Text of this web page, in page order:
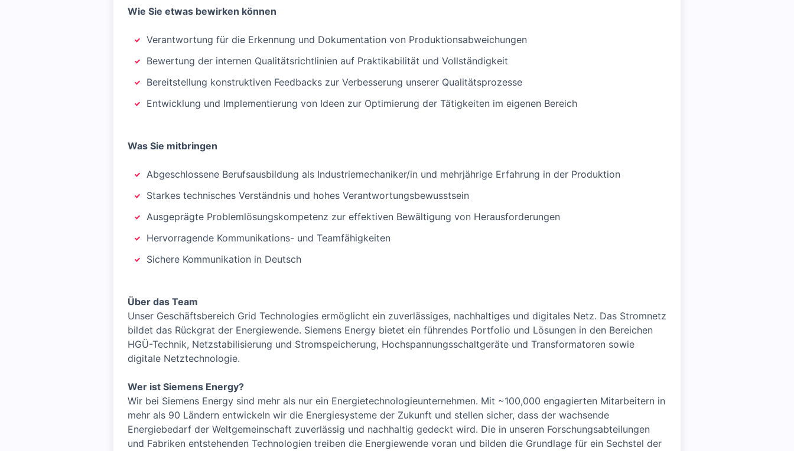
Wie Sie etwas bewirken können
Verantwortung für die Erkennung und Dokumentation von Produktionsabweichungen
Bewertung der internen Qualitätsrichtlinien auf Praktikabilität und Vollständigkeit
Bereitstellung konstruktiven Feedbacks zur Verbesserung unserer Qualitätsprozesse
Entwicklung und Implementierung von Ideen zur Optimierung der Tätigkeiten im eigenen Bereich
Was Sie mitbringen
Abgeschlossene Berufsausbildung als Industriemechaniker/in und mehrjährige Erfahrung in der Produktion
Starkes technisches Verständnis und hohes Verantwortungsbewusstsein
Ausgeprägte Problemlösungskompetenz zur effektiven Bewältigung von Herausforderungen
Hervorragende Kommunikations- und Teamfähigkeiten
Sichere Kommunikation in Deutsch
Über das Team
Unser Geschäftsbereich Grid Technologies ermöglicht ein zuverlässiges, nachhaltiges und digitales Netz. Das Stromnetz
bildet das Rückgrat der Energiewende. Siemens Energy bietet ein führendes Portfolio und Lösungen in den Bereichen
HGÜ-Technik, Netzstabilisierung und Stromspeicherung, Hochspannungsschaltgeräte und Transformatoren sowie
digitale Netztechnologie.
Wer ist Siemens Energy?
Wir bei Siemens Energy sind mehr als nur ein Energietechnologieunternehmen. Mit ~100,000 engagierten Mitarbeitern in
mehr als 90 Ländern entwickeln wir die Energiesysteme der Zukunft und stellen sicher, dass der wachsende
Energiebedarf der Weltgemeinschaft zuverlässig und nachhaltig gedeckt wird. Die in unseren Forschungsabteilungen
und Fabriken entstehenden Technologien treiben die Energiewende voran und bilden die Grundlage für ein Sechstel der